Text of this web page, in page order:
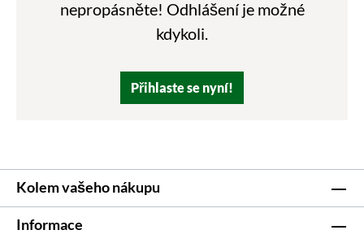
nepropásněte! Odhlášení je možné
kdykoli.
Přihlaste se nyní!
Kolem vašeho nákupu
Informace